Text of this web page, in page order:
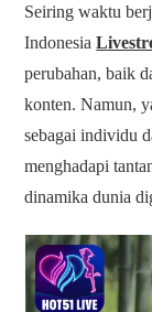
Seiring waktu
Indonesia
perubahan, baik
konten. Namun,
sebagai individu
menghadapi
dinamika dunia